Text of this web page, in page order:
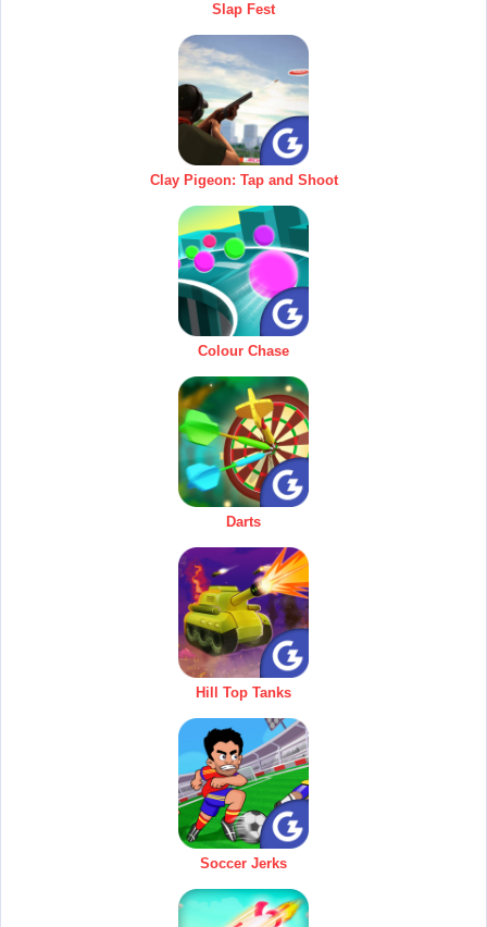
Slap Fest
Clay Pigeon: Tap and Shoot
Colour Chase
Darts
Hill Top Tanks
Soccer Jerks